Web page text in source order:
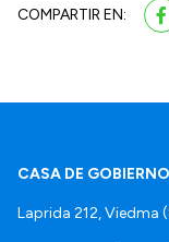
COMPARTIR EN:
CASA DE GOBIERNO
Laprida 212, Viedma